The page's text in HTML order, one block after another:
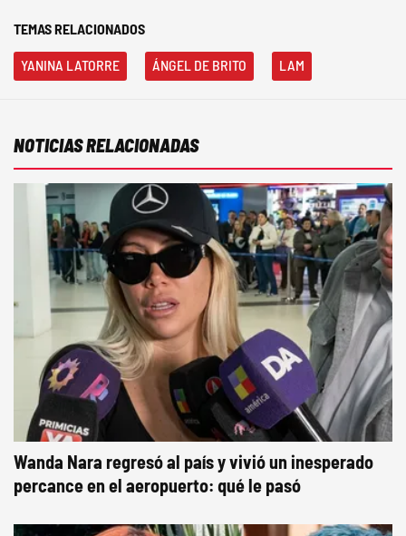
TEMAS RELACIONADOS
YANINA LATORRE ÁNGEL DE BRITO LAM
NOTICIAS RELACIONADAS
Wanda Nara regresó al país y vivió un inesperado
percance en el aeropuerto: qué le pasó